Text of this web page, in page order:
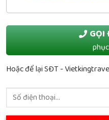
GỌI
Hoặc để lại SĐT -